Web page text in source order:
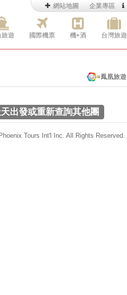
旅遊 國際機票 機+酒 台灣旅遊
網站地圖 企業專區
=鳳凰旅遊
出發或重新查詢其他團
Tours Int'l Inc. All Rights Reserved.